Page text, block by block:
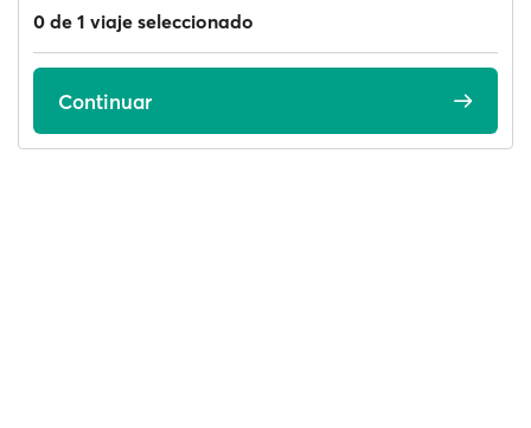
0 de 1 viaje seleccionado
Continuar